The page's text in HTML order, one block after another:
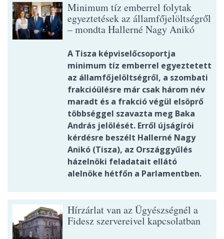
Minimum tíz emberrel folytak
egyeztetések az államfőjelöltségről
– mondta Hallerné Nagy Anikó
A Tisza képviselőcsoportja
minimum tíz emberrel egyeztetett
az államfőjelöltségről, a szombati
frakcióülésre már csak három név
maradt és a frakció végül elsöprő
többséggel szavazta meg Baka
András jelölését. Erről újságírói
kérdésre beszélt Hallerné Nagy
Anikó (Tisza), az Országgyűlés
házelnöki feladatait ellátó
alelnöke hétfőn a Parlamentben.
Hírzárlat van az Ügyészségnél a
Fidesz szervereivel kapcsolatban